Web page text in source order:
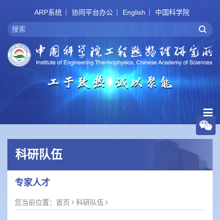
ARP系统 协同平台办公 English 中国科学院
科研队伍
专家人才
您当前位置： 首页 科研队伍